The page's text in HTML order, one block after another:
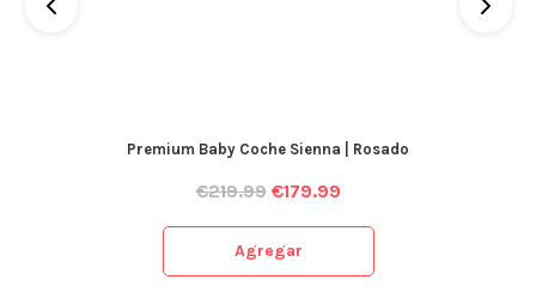
Premium Baby Coche Sienna | Rosado
€219.99 €179.99
Agregar